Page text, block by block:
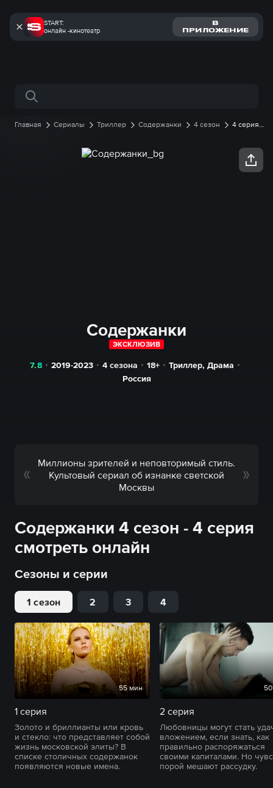
START:
онлайн -кинотеатр
В
ПРИЛОЖЕНИЕ
Поиск по сайту
Главная Сериалы Триллер Содержанки 4 сезон
4 серия
Содержанки
ЭКСКЛЮЗИВ
7.8 2019-2023 4 сезона 18+ Триллер, Драма
Россия
Миллионы зрителей и неповторимый стиль.
Культовый сериал об изнанке светской
Москвы
Содержанки 4 сезон - 4 серия
смотреть онлайн
Сезоны и серии
1 сезон 2 3 4
55 мин
1 серия
Золото и бриллианты или кровь
и стекло: что представляет собой
жизнь московской элиты? В
списке столичных содержанок
появляются новые имена.
2 серия
Любовницы могут стать
вложением, если знать, как
правильно распоряжаться
своими капиталами. Но
порой мешают рассудку.